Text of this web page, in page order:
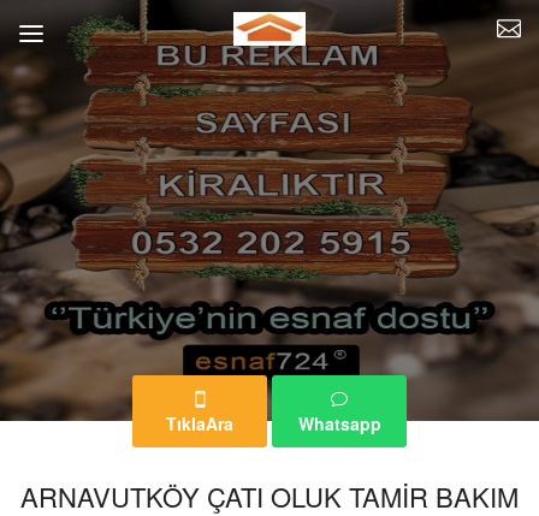
TıklaAra Whatsapp
ARNAVUTKÖY ÇATI OLUK TAMİR BAKIM